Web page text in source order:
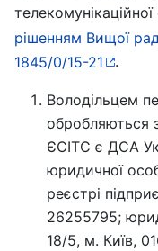
рішенням Вищої
1845/0/15-21
.
Володільцем
обробляються
ЄСІТС є ДСА
юридичної
реєстрі
26255795;
18/5, м. Київ,